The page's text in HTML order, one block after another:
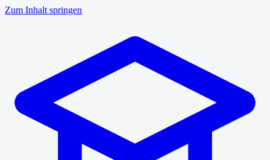
Zum Inhalt springen